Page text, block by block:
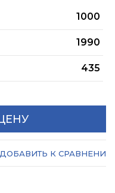
1000
1990
435
ДОБАВИТЬ К СРАВНЕНИЮ